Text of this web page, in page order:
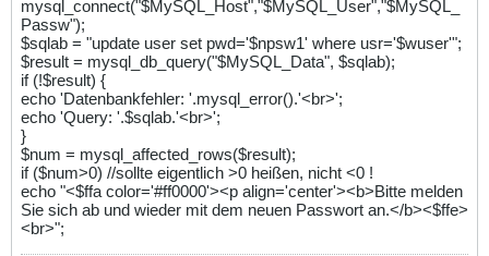
mysql_connect("$MySQL_Host","$MySQL_User","$MySQL_
Passw");
$sqlab = "update user set pwd='$npsw1' where usr='$wuser'";
$result = mysql_db_query("$MySQL_Data", $sqlab);
if (!$result) {
echo 'Datenbankfehler: '.mysql_error().'<br>';
echo 'Query: '.$sqlab.'<br>';
}
$num = mysql_affected_rows($result);
if ($num>0) //sollte eigentlich >0 heißen, nicht <0 !
echo "<$ffa color='#ff0000'><p align='center'><b>Bitte melden
Sie sich ab und wieder mit dem neuen Passwort an.</b><$ffe>
<br>";